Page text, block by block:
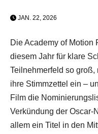
JAN. 22, 2026
Die Academy of Motion
diesem Jahr für klare
Teilnehmerfeld so
ihre Stimmzettel ein –
Film die
Verkündung der Oscar-
allem ein Titel in den